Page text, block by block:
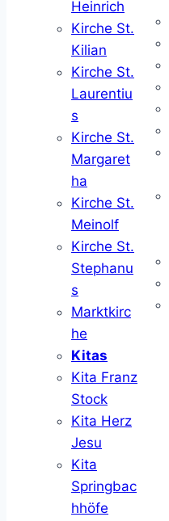
Heinrich
Kirche St.
Kilian
Kirche St.
Laurentiu
s
Kirche St.
Margaret
ha
Kirche St.
Meinolf
Kirche St.
Stephanu
s
Marktkirc
he
Kitas
Kita Franz
Stock
Kita Herz
Jesu
Kita
Springbac
hhöfe